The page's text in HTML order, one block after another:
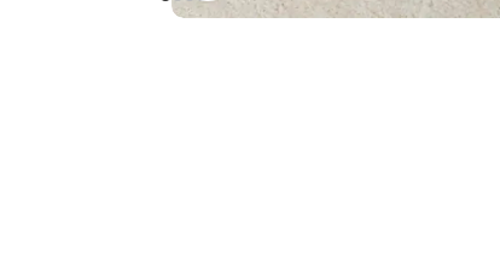
Buongiorno ho ordinato il set Azzurra